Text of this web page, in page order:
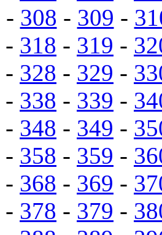
- 308 - 309 -
- 318 - 319 -
- 328 - 329 -
- 338 - 339 -
- 348 - 349 -
- 358 - 359 -
- 368 - 369 -
- 378 - 379 -